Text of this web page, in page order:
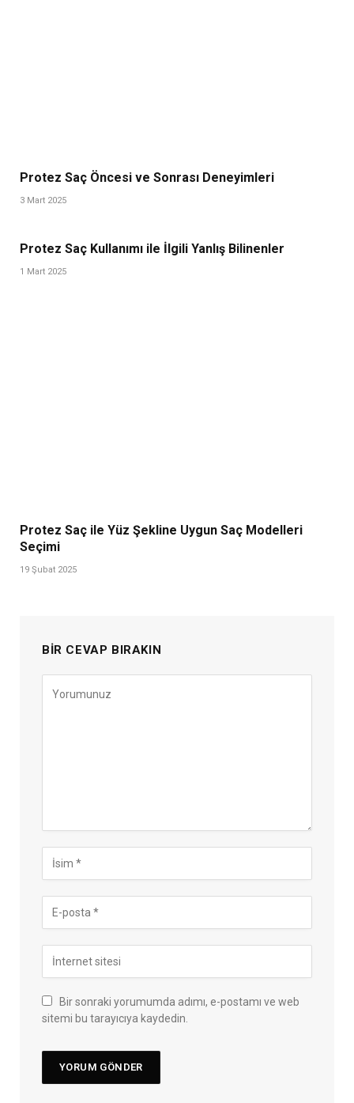
Protez Saç Öncesi ve Sonrası Deneyimleri
3 Mart 2025
Protez Saç Kullanımı ile İlgili Yanlış Bilinenler
1 Mart 2025
Protez Saç ile Yüz Şekline Uygun Saç Modelleri
Seçimi
19 Şubat 2025
BIR CEVAP BIRAKIN
Bir sonraki yorumumda adımı, e-postamı ve web
sitemi bu tarayıcıya kaydedin.